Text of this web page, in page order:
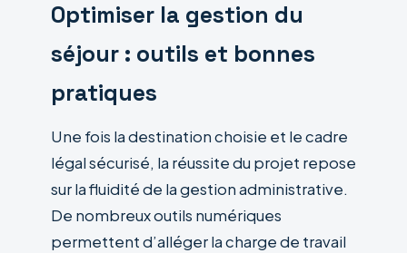
Optimiser la gestion du
séjour : outils et bonnes
pratiques
Une fois la destination choisie et le cadre
légal sécurisé, la réussite du projet repose
sur la fluidité de la gestion administrative.
De nombreux outils numériques
permettent d’alléger la charge de travail